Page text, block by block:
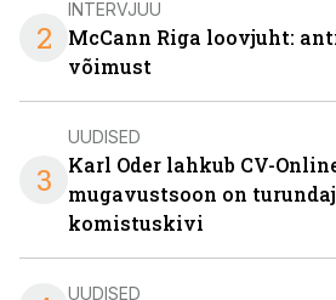
2
INTERVJUU
McCann Riga loovjuht:
võimust
3
UUDISED
Karl Oder lahkub CV-
mugavustsoon on
komistuskivi
UUDISED